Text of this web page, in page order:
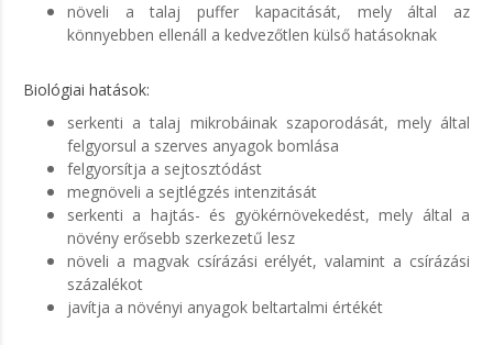
növeli a talaj puffer kapacitását, mely által az
könnyebben ellenáll a kedvezőtlen külső hatásoknak
Biológiai hatások:
serkenti a talaj mikrobáinak szaporodását, mely által
felgyorsul a szerves anyagok bomlása
felgyorsítja a sejtosztódást
megnöveli a sejtlégzés intenzitását
serkenti a hajtás- és gyökérnövekedést, mely által a
növény erősebb szerkezetű lesz
növeli a magvak csírázási erélyét, valamint a csírázási
százalékot
javítja a növényi anyagok beltartalmi értékét